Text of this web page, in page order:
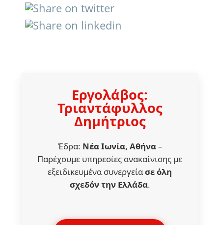
Εργολάβος:
Τριαντάφυλλος
Δημήτριος
Έδρα: Νέα Ιωνία, Αθήνα–
Παρέχουμε υπηρεσίες ανακαίνισης με
εξειδικευμένα συνεργείασε όλη
σχεδόν την Ελλάδα.